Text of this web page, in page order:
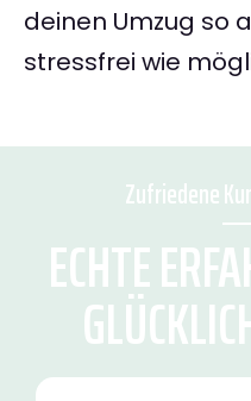
deinen Umzug so
stressfrei wie
Zufriedene
ECHTE